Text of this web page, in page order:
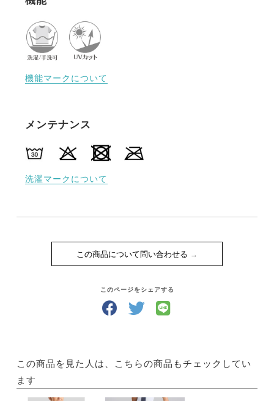
機能マークについて
メンテナンス
洗濯マークについて
この商品について問い合わせる
このページをシェアする
この商品を見た人は、こちらの商品もチェックしてい
ます